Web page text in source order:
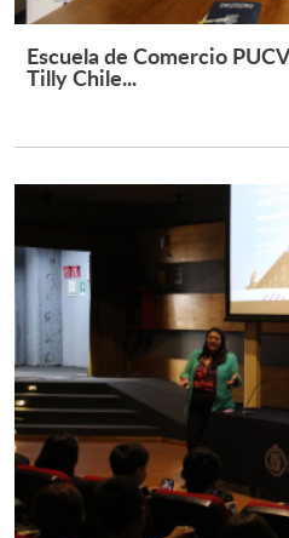
Escuela de Comercio
Tilly Chile...